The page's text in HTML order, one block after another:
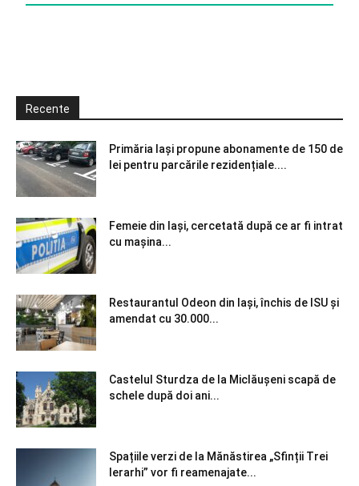
Recente
Primăria Iași propune abonamente de 150 de
lei pentru parcările rezidențiale....
Femeie din Iași, cercetată după ce ar fi intrat
cu mașina...
Restaurantul Odeon din Iași, închis de ISU și
amendat cu 30.000...
Castelul Sturdza de la Miclăușeni scapă de
schele după doi ani...
Spațiile verzi de la Mănăstirea „Sfinții Trei
Ierarhi” vor fi reamenajate...